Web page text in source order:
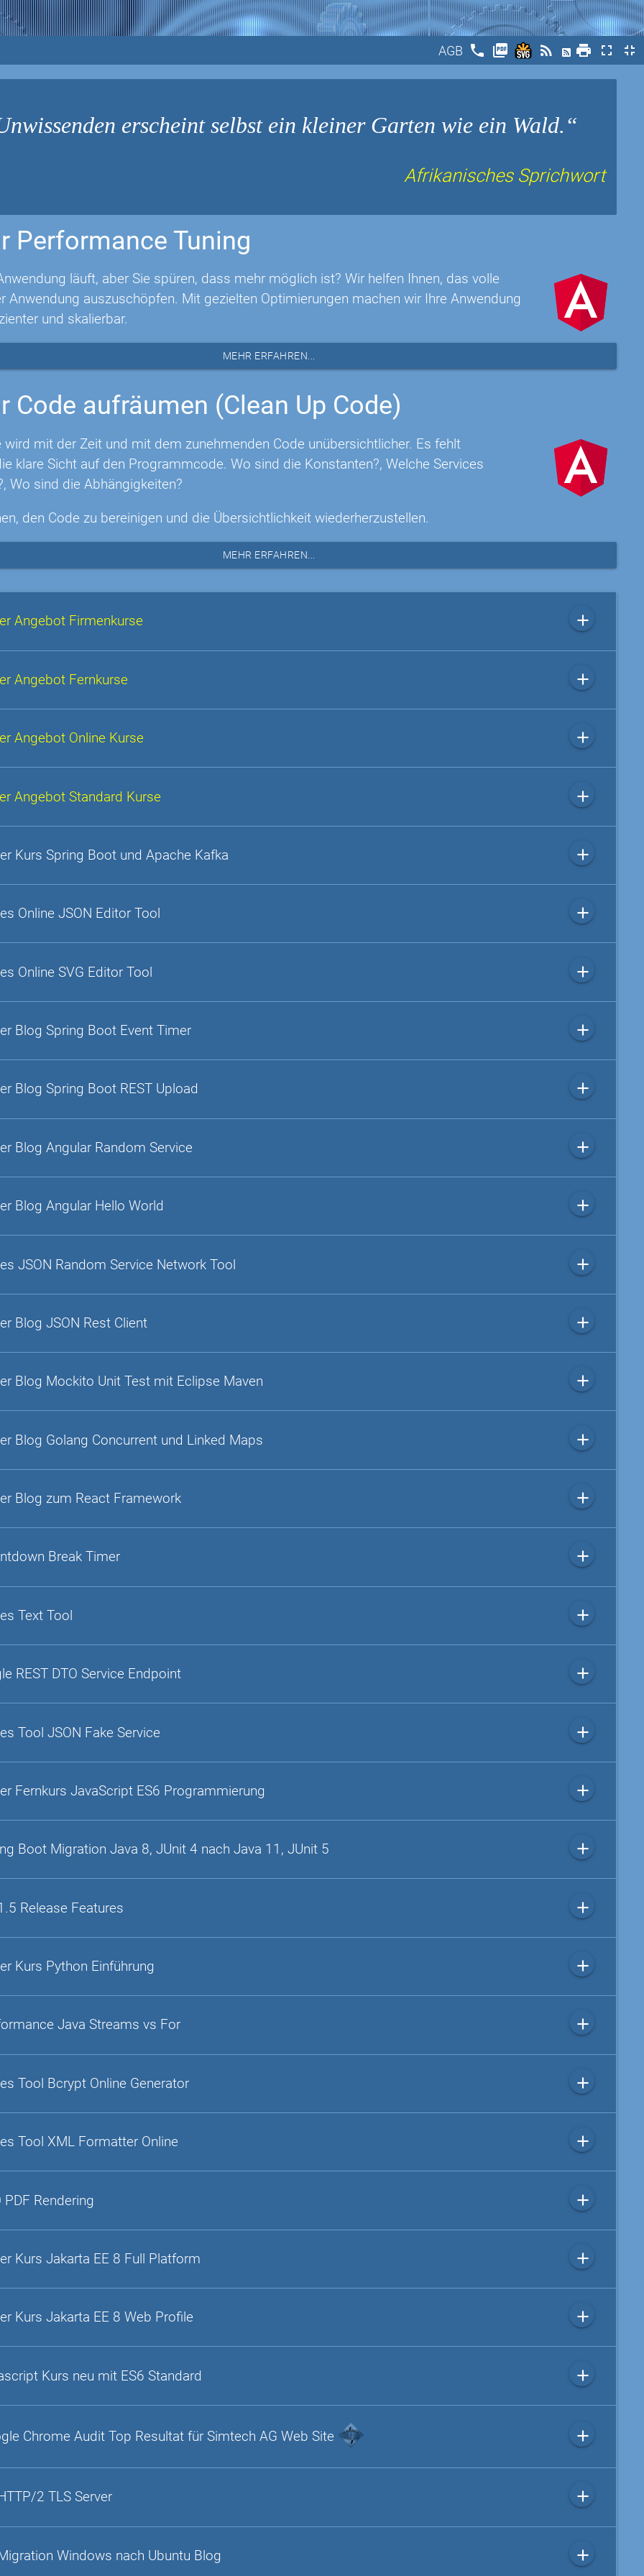
AGB phone picture_as_pdf rss_feed print fullscreen fullscreen_exit
erscheint selbst ein kleiner Garten wie ein Wald.
Afrikanisches Sprichwort
Performance Tuning
läuft, aber Sie spüren, dass mehr möglich ist? Wir helfen Ihnen, das volle
Anwendung auszuschöpfen. Mit gezielten Optimierungen machen wir Ihre Anwendung
und skalierbar.
MEHR ERFAHREN...
Code aufräumen (Clean Up Code)
wird mit der Zeit und mit dem zunehmenden Code unübersichtlicher. Es fehlt
klare Sicht auf den Programmcode. Wo sind die Konstanten?, Welche Services
Wo sind die Abhängigkeiten?
den Code zu bereinigen und die Übersichtlichkeit wiederherzustellen.
MEHR ERFAHREN...
Angebot Firmenkurse add
Angebot Fernkurse add
Angebot Online Kurse add
Angebot Standard Kurse add
Kurs Spring Boot und Apache Kafka add
Online JSON Editor Tool add
Online SVG Editor Tool add
Blog Spring Boot Event Timer add
Blog Spring Boot REST Upload add
Blog Angular Random Service add
Blog Angular Hello World add
JSON Random Service Network Tool add
Blog JSON Rest Client add
Blog Mockito Unit Test mit Eclipse Maven add
Blog Golang Concurrent und Linked Maps add
Blog zum React Framework add
Break Timer add
Text Tool add
REST DTO Service Endpoint add
Tool JSON Fake Service add
Fernkurs JavaScript ES6 Programmierung add
Boot Migration Java 8, JUnit 4 nach Java 11, JUnit 5 add
Release Features add
Kurs Python Einführung add
Java Streams vs For add
Tool Bcrypt Online Generator add
Tool XML Formatter Online add
PDF Rendering add
Kurs Jakarta EE 8 Full Platform add
Kurs Jakarta EE 8 Web Profile add
Kurs neu mit ES6 Standard add
Chrome Audit Top Resultat für Simtech AG Web Site add
2 TLS Server add
Windows nach Ubuntu Blog add